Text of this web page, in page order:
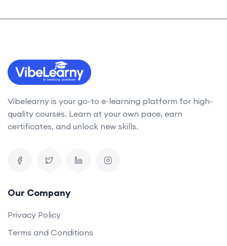
Vibelearny is your go-to e-learning platform for high-
quality courses. Learn at your own pace, earn
certificates, and unlock new skills.
Our Company
Privacy Policy
Terms and Conditions